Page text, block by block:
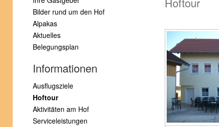
Bilder rund um den Hof
Alpakas
Aktuelles
Belegungsplan
Informationen
Ausflugsziele
Hoftour
Aktivitäten am Hof
Serviceleistungen